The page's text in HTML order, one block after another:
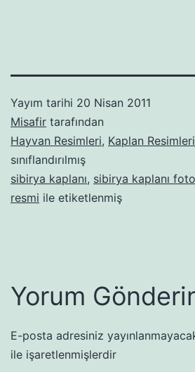
Yayım tarihi 20 Nisan 2011
Misafir tarafından
Hayvan Resimleri, Kaplan Resimleri
sınıflandırılmış
sibirya kaplanı, sibirya kaplanı
resmi ile etiketlenmiş
Yorum
E-posta adresiniz
ile işaretlenmişlerdir